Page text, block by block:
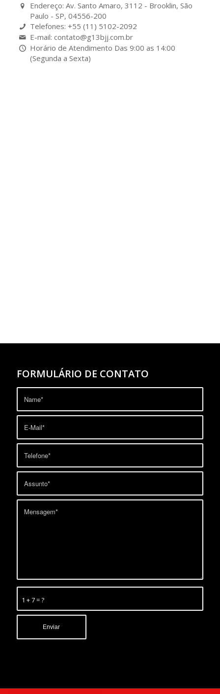
Endereço: Av. Santo Amaro, 3112 - Brooklin, São
Paulo - SP, 04556-200
Telefones: +55 (11) 5102-2092
E-mail: contato@g13bjj.com.br
Horário de Atendimento Das 9:00 as 14:00
(Segunda a Sexta)
FORMULÁRIO DE CONTATO
1 + 7 = ?